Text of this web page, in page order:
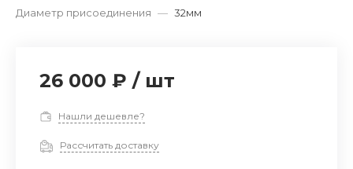
Диаметр присоединения — 32мм
26 000 ₽ / шт
Нашли дешевле?
Рассчитать доставку